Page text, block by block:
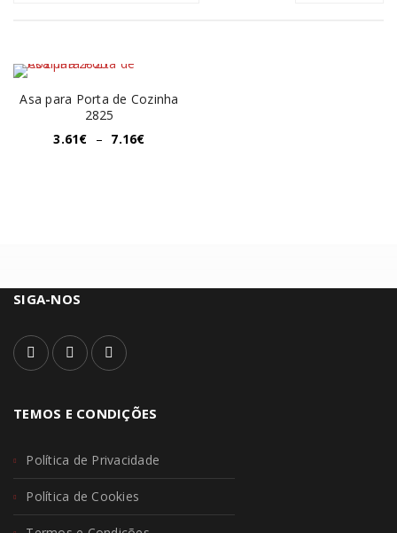
Asa para Porta de Cozinha
2825
3.61€ – 7.16€
SIGA-NOS
TEMOS E CONDIÇÕES
Política de Privacidade
Política de Cookies